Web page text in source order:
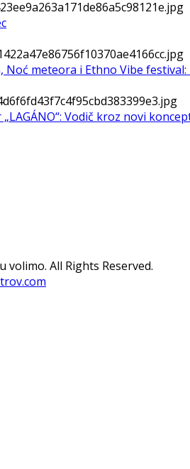
Noć meteora i Ethno Vibe
Vodič kroz novi
All Rights Reserved.